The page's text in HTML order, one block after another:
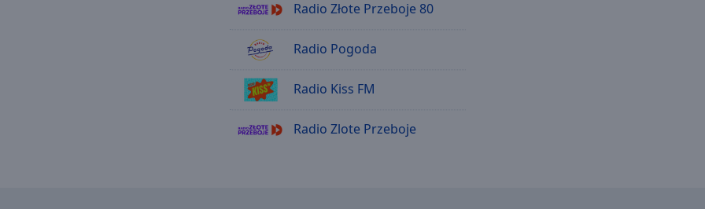
Radio Złote Przeboje 80
Radio Pogoda
Radio Kiss FM
Radio Zlote Przeboje